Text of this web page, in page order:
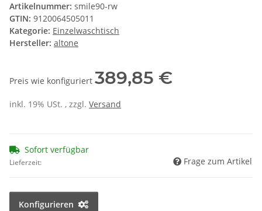
Artikelnummer: smile90-rw
GTIN: 9120064505011
Kategorie: Einzelwaschtisch
Hersteller: altone
Preis wie konfiguriert 389,85 €
inkl. 19% USt. , zzgl. Versand
Sofort verfügbar
Lieferzeit: Frage zum Artikel
Konfigurieren